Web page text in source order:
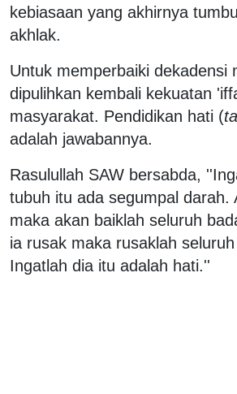
kebiasaan yang akhirnya
akhlak.
Untuk memperbaiki dekadensi
dipulihkan kembali kekuatan
masyarakat. Pendidikan hati (
adalah jawabannya.
Rasulullah SAW bersabda,
tubuh itu ada segumpal darah.
maka akan baiklah seluruh
ia rusak maka rusaklah
Ingatlah dia itu adalah hati.''